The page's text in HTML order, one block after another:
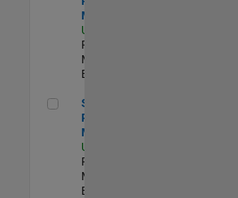
Manager
US-MA-Natick
Program
Management |
Experimentado
Senior Program Manager
Senior
Program
Manager
US-MA-Natick
Program
Management |
Experimentado